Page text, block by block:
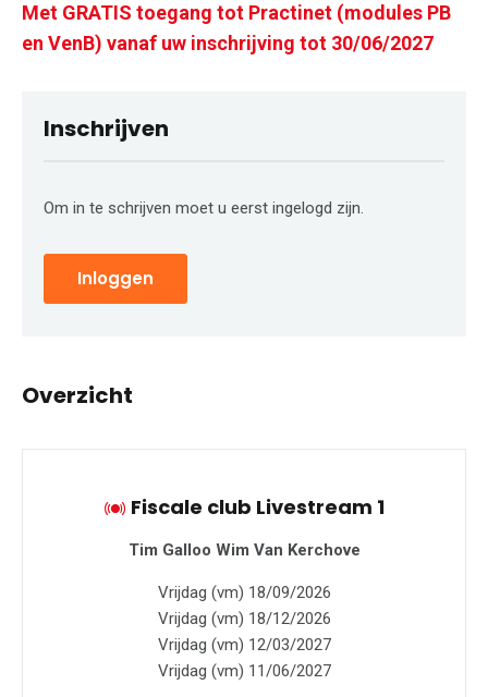
Met GRATIS toegang tot Practinet (modules PB
en VenB) vanaf uw inschrijving tot 30/06/2027
Inschrijven
Om in te schrijven moet u eerst ingelogd zijn.
Inloggen
Overzicht
Fiscale club Livestream 1
Tim Galloo Wim Van Kerchove
Vrijdag (vm) 18/09/2026
Vrijdag (vm) 18/12/2026
Vrijdag (vm) 12/03/2027
Vrijdag (vm) 11/06/2027